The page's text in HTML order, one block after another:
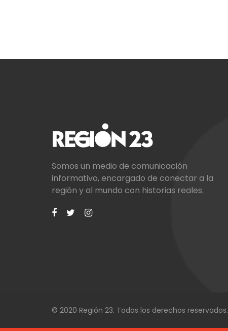
Somos un medio de comunicación
informativo, encargado de conectar a la
región y al mundo con historias reales.
© 2020 Región 23. Todos los derechos reservados.